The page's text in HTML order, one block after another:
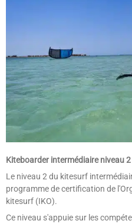
Kiteboarder intermédiaire niveau 2
Le niveau 2 du kitesurf
programme de certification de
kitesurf (IKO).
Ce niveau s'appuie sur les